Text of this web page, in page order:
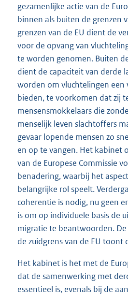
gezamenlijke actie van de
binnen als buiten de grenzen
grenzen van de EU dient de
voor de opvang van
te worden genomen. Buiten
dient de capaciteit van derde
worden om vluchtelingen een
bieden, te voorkomen dat zij
mensensmokkelaars die
menselijk leven slachtoffers
gevaar lopende mensen zo
en op te vangen. Het kabinet
van de Europese Commissie
benadering, waarbij het
belangrijke rol speelt.
coherentie is nodig, nu geen
is om op individuele basis de
migratie te beantwoorden.
de zuidgrens van de EU toont
Het kabinet is het met de
dat de samenwerking met
essentieel is, evenals bij de